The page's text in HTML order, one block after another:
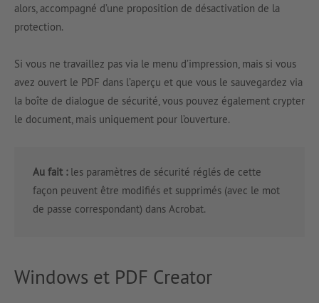
alors, accompagné d’une proposition de désactivation de la
protection.
Si vous ne travaillez pas via le menu d’impression, mais si vous
avez ouvert le PDF dans l’aperçu et que vous le sauvegardez via
la boîte de dialogue de sécurité, vous pouvez également crypter
le document, mais uniquement pour l’ouverture.
Au fait :les paramètres de sécurité réglés de cette
façon peuvent être modifiés et supprimés (avec le mot
de passe correspondant) dans Acrobat.
Windows et PDF Creator